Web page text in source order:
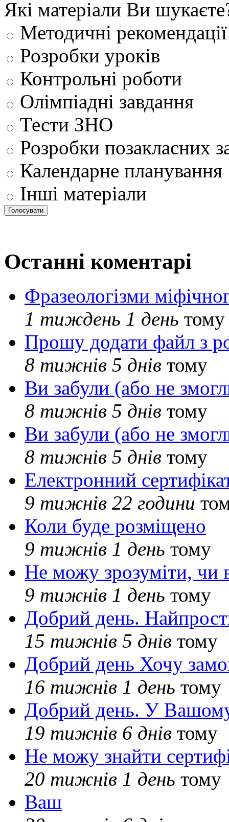
Які матеріали Ви
Методичні рекомендації
Розробки уроків
Контрольні роботи
Олімпіадні завдання
Тести ЗНО
Розробки позакласних
Календарне планування
Інші матеріали
Останні коментарі
Фразеологізми
1 тиждень 1 день тому
Прошу додати файл з
8 тижнів 5 днів тому
Ви забули (або не
8 тижнів 5 днів тому
Ви забули (або не
8 тижнів 5 днів тому
Електронний
9 тижнів 22 години
Коли буде розміщено
9 тижнів 1 день тому
Не можу зрозуміти, чи
9 тижнів 1 день тому
Добрий день.
15 тижнів 5 днів тому
Добрий день Хочу
16 тижнів 1 день тому
Добрий день. У Вашому
19 тижнів 6 днів тому
Не можу знайти
20 тижнів 1 день тому
Ваш